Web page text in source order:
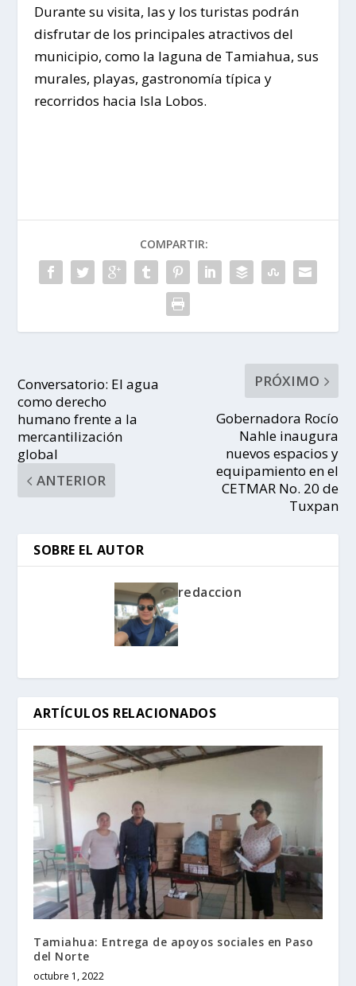
Durante su visita, las y los turistas podrán
disfrutar de los principales atractivos del
municipio, como la laguna de Tamiahua, sus
murales, playas, gastronomía típica y
recorridos hacia Isla Lobos.
COMPARTIR:
Conversatorio: El agua
como derecho
humano frente a la
mercantilización
global
ANTERIOR
PRÓXIMO
Gobernadora Rocío
Nahle inaugura
nuevos espacios y
equipamiento en el
CETMAR No. 20 de
Tuxpan
SOBRE EL AUTOR
redaccion
ARTÍCULOS RELACIONADOS
Tamiahua: Entrega de apoyos sociales en Paso
del Norte
octubre 1, 2022